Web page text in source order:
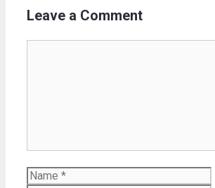
Leave a Comment
Name